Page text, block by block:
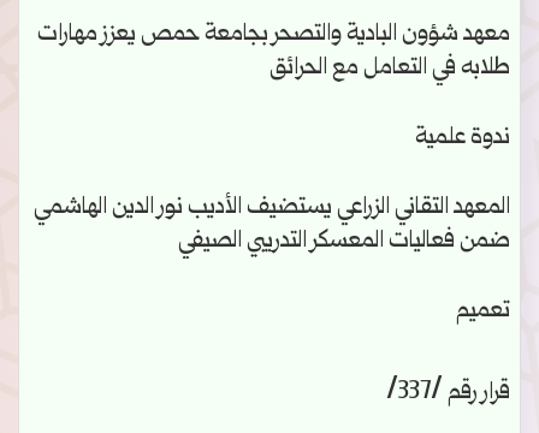
معهد شؤون البادية والتصحر بجامعة حمص يعزز مهارات
طلابه في التعامل مع الحرائق
ندوة علمية
المعهد التقاني الزراعي يستضيف الأديب نور الدين الهاشمي
ضمن فعاليات المعسكر التدريبي الصيفي
تعميم
قرار رقم /337/